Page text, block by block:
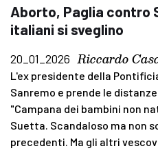
Aborto, Paglia contro
italiani si sveglino
20_01_2026 Riccardo
L'ex presidente della
Sanremo e prende le
"Campana dei bambini non
Suetta. Scandaloso ma non
precedenti. Ma gli altri